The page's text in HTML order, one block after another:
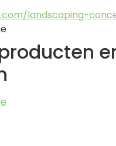
landscaping-